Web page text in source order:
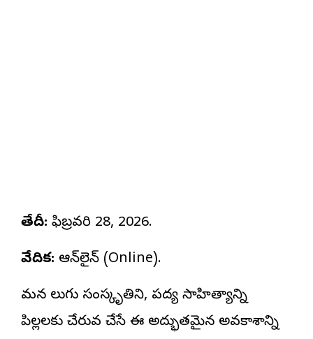
తేదీ: ఫిబ్రవరి 28, 2026.
వేదిక: ఆన్‌లైన్ (Online).
మన తెలుగు సంస్కృతిని, పద్య సాహిత్యాన్ని
పిల్లలకు చేరువ చేసే ఈ అద్భుతమైన అవకాశాన్ని